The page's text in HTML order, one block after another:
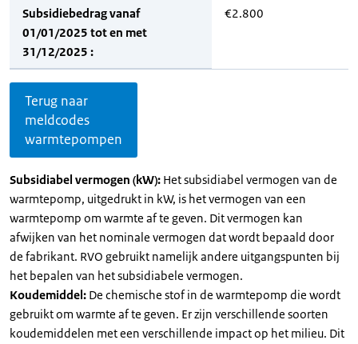
Subsidiebedrag vanaf
01/01/2025 tot en met
31/12/2025 :
€2.800
Terug naar
meldcodes
warmtepompen
Subsidiabel vermogen (kW): Het subsidiabel vermogen van de
warmtepomp, uitgedrukt in kW, is het vermogen van een
warmtepomp om warmte af te geven. Dit vermogen kan
afwijken van het nominale vermogen dat wordt bepaald door
de fabrikant. RVO gebruikt namelijk andere uitgangspunten bij
het bepalen van het subsidiabele vermogen.
Koudemiddel: De chemische stof in de warmtepomp die wordt
gebruikt om warmte af te geven. Er zijn verschillende soorten
koudemiddelen met een verschillende impact op het milieu. Dit